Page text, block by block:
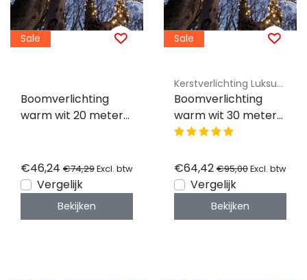
Sale
Boomverlichting
warm wit 20 meter
€46,24 €74,29Excl. btw
Vergelijk
Bekijken
Sale
Kerstverlichting Luksus - Koppelbaar
Boomverlichting
warm wit 30 meter
waterdicht - 300
€64,42 €95,00Excl. btw
Vergelijk
Bekijken